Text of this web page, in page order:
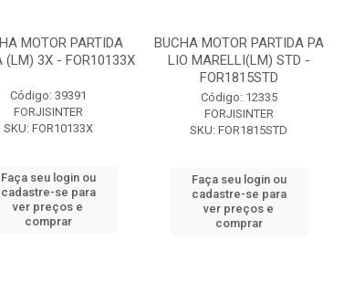
MOTOR PARTIDA
(LM) 3X - FOR10133X
Código: 39391
FORJISINTER
SKU: FOR10133X
Faça seu login ou
cadastre-se para
ver preços e
comprar
BUCHA MOTOR PARTIDA PA
LIO MARELLI(LM) STD -
FOR1815STD
Código: 12335
FORJISINTER
SKU: FOR1815STD
Faça seu login ou
cadastre-se para
ver preços e
comprar